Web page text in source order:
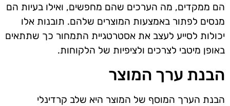
הם ממקדים, מה הערכים שהם מחפשים, ואילו בעיות הם
מנסים לפתור באמצעות המוצרים שלהם. תובנות אלו
יכולות לסייע לעצב את אסטרטגיית התמחור כך שתתאים
באופן מיטבי לצרכים ולציפיות של הלקוחות.
הבנת ערך המוצר
הבנת הערך המוסף של המוצר היא שלב קרדינלי